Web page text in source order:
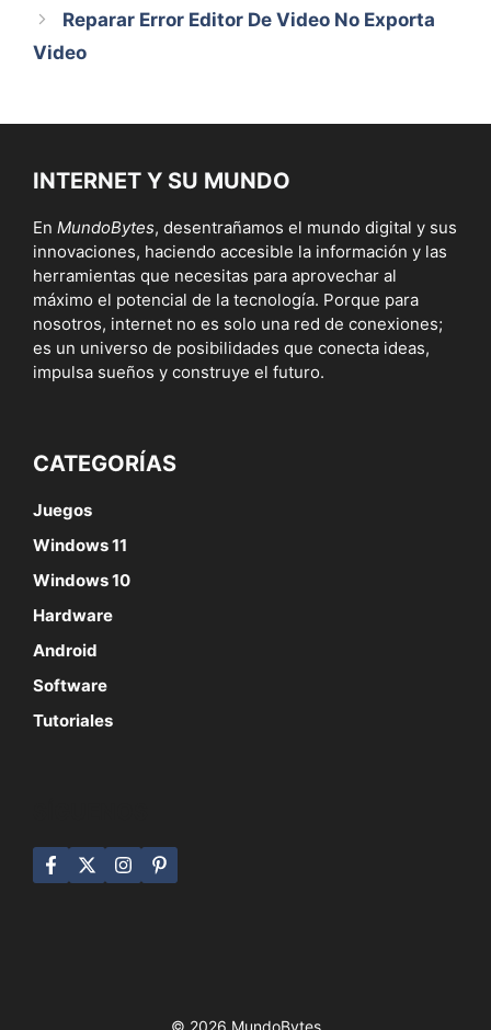
Reparar Error Editor De Video No Exporta
Video
INTERNET Y SU MUNDO
En MundoBytes, desentrañamos el mundo digital y sus
innovaciones, haciendo accesible la información y las
herramientas que necesitas para aprovechar al
máximo el potencial de la tecnología. Porque para
nosotros, internet no es solo una red de conexiones;
es un universo de posibilidades que conecta ideas,
impulsa sueños y construye el futuro.
CATEGORÍAS
Juegos
Windows 11
Windows 10
Hardware
Android
Software
Tutoriales